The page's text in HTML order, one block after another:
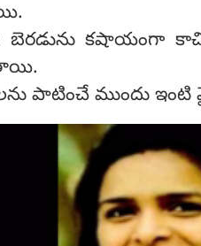
బెరడును కషాయంగా
పాటించే ముందు ఇంటి